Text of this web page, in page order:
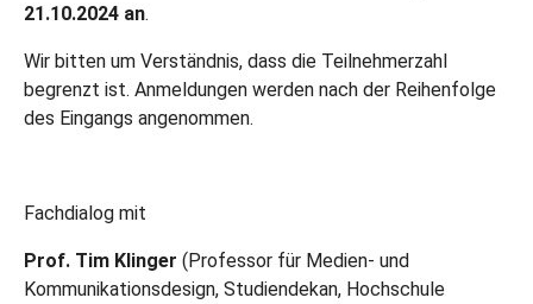
21.10.2024 an.
Wir bitten um Verständnis, dass die Teilnehmerzahl
begrenzt ist. Anmeldungen werden nach der Reihenfolge
des Eingangs angenommen.
Fachdialog mit
Prof. Tim Klinger (Professor für Medien- und
Kommunikationsdesign, Studiendekan, Hochschule